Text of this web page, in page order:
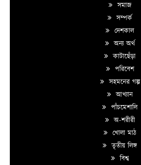
সমাজ
সম্পর্ক
দেশকাল
অন্য অর্থ
কাটাছেঁড়া
পরিবেশ
সহমনের গল্প
আখ্যান
পাঁচমেশালি
অ-শরীরী
খোলা মাঠ
তৃতীয় লিঙ্গ
বিশ্ব